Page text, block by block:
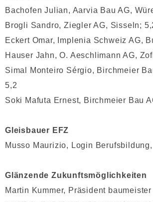
Bachofen Julian, Aarvia Bau AG,
Brogli Sandro, Ziegler AG, Sisseln;
Eckert Omar, Implenia Schweiz AG,
Hauser Jahn, O. Aeschlimann AG,
Simal Monteiro Sérgio, Birchmeier
5,2
Soki Mafuta Ernest, Birchmeier Bau
Gleisbauer EFZ
Musso Maurizio, Login
Glänzende Zukunftsmöglichkeiten
Martin Kummer, Präsident